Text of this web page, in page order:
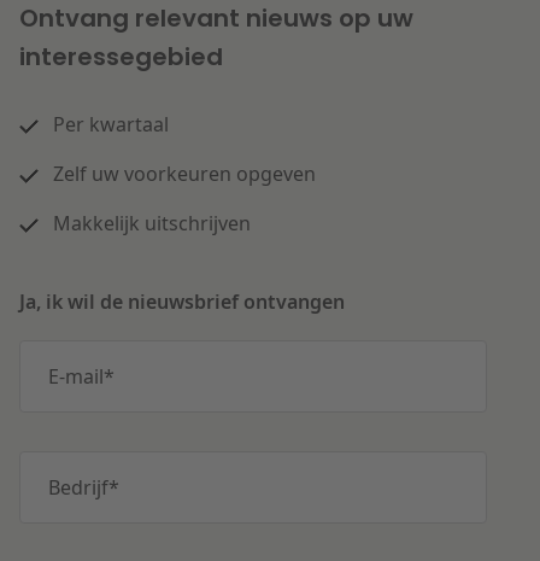
Ontvang relevant nieuws op uw
interessegebied
Per kwartaal
Zelf uw voorkeuren opgeven
Makkelijk uitschrijven
Ja, ik wil de nieuwsbrief ontvangen
E-mail*
Bedrijf*